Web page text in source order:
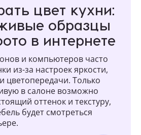
цвет кухни:
образцы
в интернете
и компьютеров часто
из-за настроек яркости,
цветопередачи. Только
в салоне возможно
оттенок и текстуру,
будет смотреться